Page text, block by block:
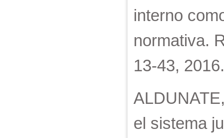
interno
normativa.
13-43, 2016.
el sistema